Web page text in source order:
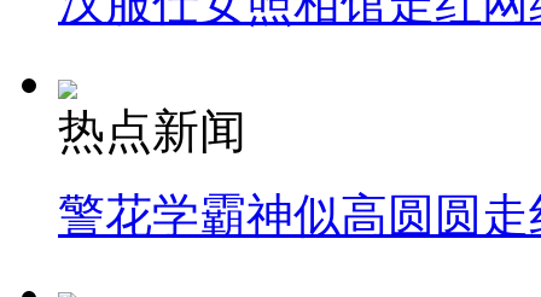
热点新闻
警花学霸神似高圆圆走